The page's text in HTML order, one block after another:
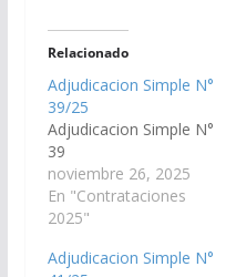
Relacionado
Adjudicacion Simple N°
39/25
Adjudicacion Simple N°
39
noviembre 26, 2025
En "Contrataciones
2025"
Adjudicacion Simple N°